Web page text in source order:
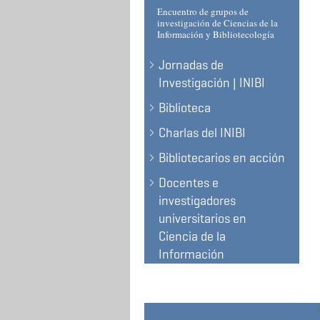
Encuentro de grupos de
investigación de Ciencias de la
Información y Bibliotecología
Jornadas de
Investigación | INIBI
Biblioteca
Charlas del INIBI
Bibliotecarios en acción
Docentes e
investigadores
universitarios en
Ciencia de la
Información